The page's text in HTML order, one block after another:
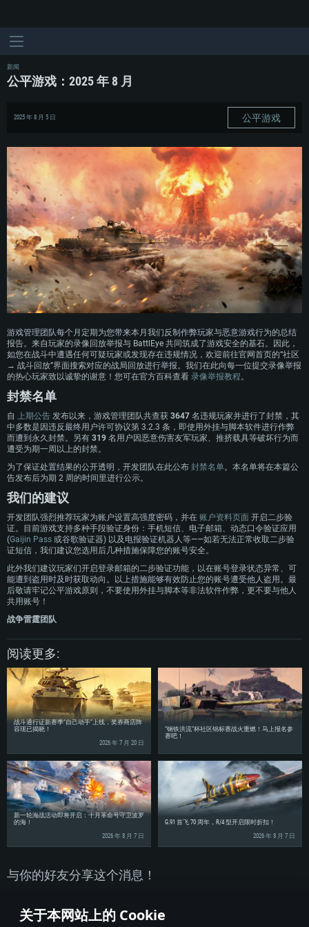
关于本网站上的 Cookie
配置要求
Linux平台
最低配置
操作系统：Windows 10 (64位)
处理器：双核 2.2 GHz
内存大小：4GB
GTX 660 (游戏支持的解析度最低为720P)
网络：宽带网络连接
硬盘空间：23.1 GB (极简客户端)
推荐配置
操作系统：Windows 10 / 11 (64位)
处理器：英特尔 Core i5 或 Ryzen 5 3600 及以上
内存大小: 16 GB 或更高
图形处理器：DirectX 11 及以上级别的显卡 - Nvidia GeForce GTX1060 /
AMD Radeon RX 570 同等级及更高
网络：宽带网络连接
硬盘空间: 75.9 GB (完整客户端)
最低配置
操作系统：Mac OS Big Sur 11.0 或更新版本
处理器：Core i7，至少需要 2.2GHz (不支持Intel Xeon系列)
内存大小：6 GB
支持的解析度最低为720P)
网络：宽带网络连接
硬盘空间: 22.1 GB (极简客户端)
推荐配置
操作系统：Mac OS Big Sur 11.0 或更新版本
处理器：Core i7 (不支持Intel Xeon系列)
内存大小：8 GB
图形处理器：Radeon Vega II或更高，需要支持Metal
网络：宽带网络连接
硬盘空间：62.2 GB (完整客户端)
最低配置
操作系统：大部分现代 64 位 Linux 系统发行版
处理器：双核 2.4 GHz
内存大小：4 GB
等水平的 AMD 显卡及最新的显卡驱动 (至少为半年以内的版本)。游戏支持的
解析度最低为720P。显卡需要支持Vulkan API
网络：宽带网络连接
硬盘空间: 22.1 GB (极简客户端)
推荐配置
操作系统：Ubuntu 20.04 64位
内存大小: 16 GB
图形处理器：NVIDIA GTX 1060 与最新显卡驱动 (至少为半年以内的版本) 或
同等水平的 AMD 显卡 (如 Radeon RX 570) 及最新的显卡驱动 (至少为半年以
内的版本)。
网络：宽带网络连接
硬盘空间：62.2 GB (完整客户端)
新闻
公平游戏：2025 年 8 月
2025 年 8 月 5 日 公平游戏
游戏管理团队每个月定期为您带来本月我们反制作弊玩家与恶意游戏行为的总结
报告。来自玩家的录像回放举报与 BattlEye 共同筑成了游戏安全的基石。因此，
如您在战斗中遭遇任何可疑玩家或发现存在违规情况，欢迎前往官网首页的“社区
→ 战斗回放”界面搜索对应的战局回放进行举报。我们在此向每一位提交录像举报
的热心玩家致以诚挚的谢意！您可在官方百科查看 录像举报教程。
封禁名单
自 上期公告 发布以来，游戏管理团队共查获 3647 名违规玩家并进行了封禁，其
中多数是因违反最终用户许可协议第 3.2.3 条，即使用外挂与脚本软件进行作弊
而遭到永久封禁。另有 319 名用户因恶意伤害友军玩家、推挤载具等破坏行为而
遭受为期一周以上的封禁。
为了保证处置结果的公开透明，开发团队在此公布 封禁名单。本名单将在本篇公
告发布后为期 2 周的时间里进行公示。
我们的建议
开发团队强烈推荐玩家为账户设置高强度密码，并在 账户资料页面 开启二步验
证。目前游戏支持多种手段验证身份：手机短信、电子邮箱、动态口令验证应用
(Gaijin Pass 或谷歌验证器) 以及电报验证机器人等——如若无法正常收取二步验
证短信，我们建议您选用后几种措施保障您的账号安全。
此外我们建议玩家们开启登录邮箱的二步验证功能，以在账号登录状态异常、可
能遭到盗用时及时获取动向。以上措施能够有效防止您的账号遭受他人盗用。最
后敬请牢记公平游戏原则，不要使用外挂与脚本等非法软件作弊，更不要与他人
共用账号！
战争雷霆团队
阅读更多:
战斗通行证新赛季“自己动手”上线，奖券商店阵
容现已揭晓！
2026 年 7 月 20 日
“钢铁洪流”杯社区锦标赛战火重燃！马上报名参
赛吧！
新一轮海战活动即将开启：十月革命号守卫波罗
的海！
2026 年 8 月 7 日
G.91 首飞 70 周年，R/4 型开启限时折扣！
2026 年 8 月 7 日
与你的好友分享这个消息！